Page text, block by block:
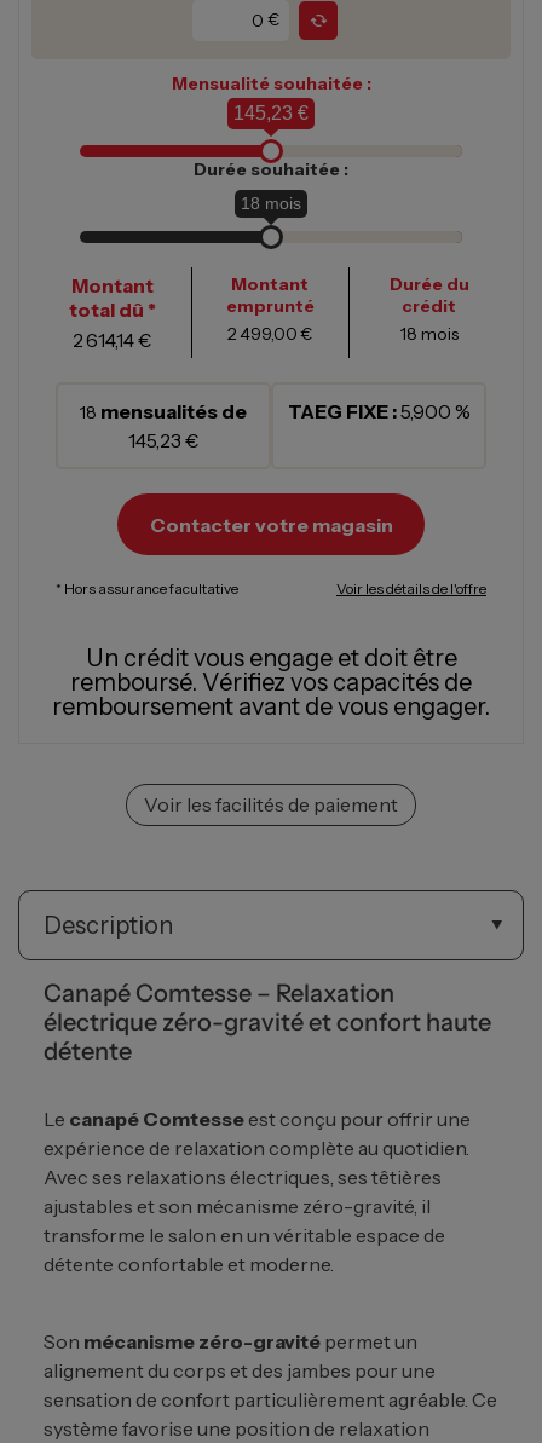
€
Mensualité souhaitée :
145,23 €
Durée souhaitée :
18 mois
Montant
total dû *
2 614,14 €
Montant
emprunté
2 499,00 €
Durée du
crédit
18 mois
18 mensualités de
145,23 €
TAEG FIXE :5,900 %
Contacter votre magasin
* Hors assurance facultative Voir les détails de l'offre
Un crédit vous engage et doit être
remboursé. Vérifiez vos capacités de
remboursement avant de vous engager.
Voir les facilités de paiement
Description
Canapé Comtesse – Relaxation
électrique zéro-gravité et confort haute
détente
Le canapé Comtesseest conçu pour offrir une
expérience de relaxation complète au quotidien.
Avec ses relaxations électriques, ses têtières
ajustables et son mécanisme zéro-gravité, il
transforme le salon en un véritable espace de
détente confortable et moderne.
Son mécanisme zéro-gravitépermet un
alignement du corps et des jambes pour une
sensation de confort particulièrement agréable. Ce
système favorise une position de relaxation